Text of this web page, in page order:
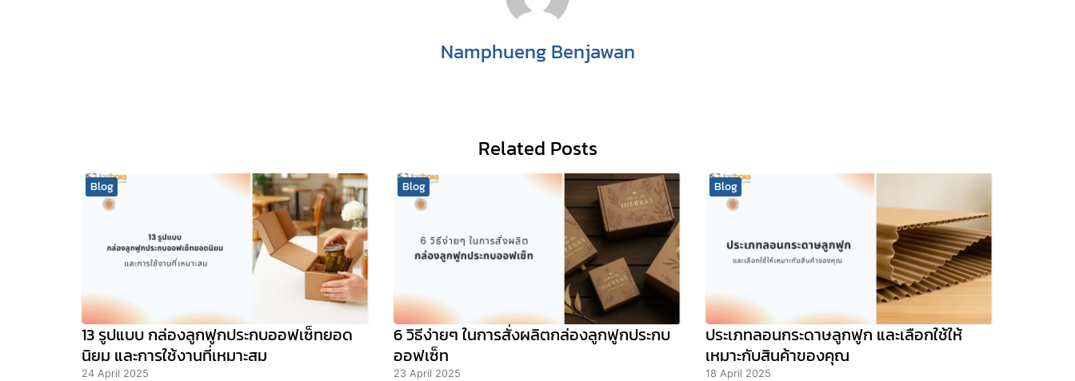
Namphueng Benjawan
Related Posts
Blog
13 รูปแบบ กล่องลูกฟูกประกบออฟเซ็ทยอด
นิยม และการใช้งานที่เหมาะสม
24 April 2025
Blog
6 วิธีง่ายๆ ในการสั่งผลิตกล่องลูกฟูกประกบ
ออฟเซ็ท
23 April 2025
Blog
ประเภทลอนกระดาษลูกฟูก และเลือกใช้ให้
เหมาะกับสินค้าของคุณ
18 April 2025